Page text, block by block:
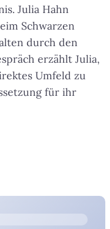
Julia Hahn
Schwarzen
durch den
erzählt Julia,
Umfeld zu
für ihr